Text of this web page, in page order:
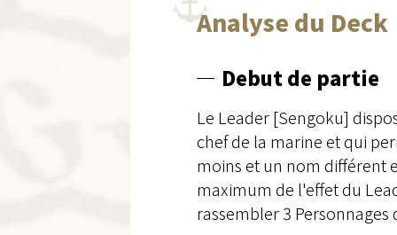
Analyse du Deck
Debut de partie
Le Leader [Sengoku]
chef de la marine et qui
moins et un nom différent
maximum de l'effet du
rassembler 3